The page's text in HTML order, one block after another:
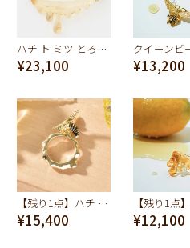
ハチ ト ミツ とろ～り ネックレス【スペシャルパッケージつき】
¥23,100 ¥13,200
【残り1点】ハチ ト ミツ リング【スペシャルパッケージつき】
¥15,400 ¥12,100